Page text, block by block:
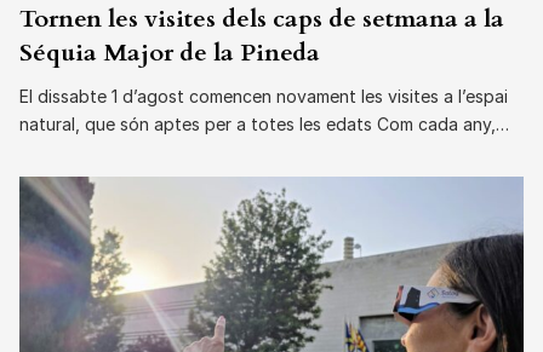
Tornen les visites dels caps de setmana a la
Séquia Major de la Pineda
El dissabte 1 d’agost comencen novament les visites a l’espai
natural, que són aptes per a totes les edats Com cada any,…